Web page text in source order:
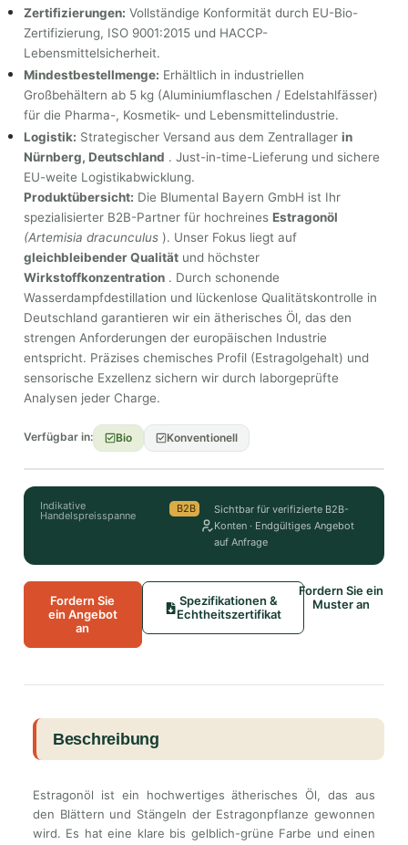
Zertifizierungen: Vollständige Konformität durch EU-Bio-
Zertifizierung, ISO 9001:2015 und HACCP-
Lebensmittelsicherheit.
Mindestbestellmenge: Erhältlich in industriellen
Großbehältern ab 5 kg (Aluminiumflaschen / Edelstahlfässer)
für die Pharma-, Kosmetik- und Lebensmittelindustrie.
Logistik: Strategischer Versand aus dem Zentrallager in
Nürnberg, Deutschland . Just-in-time-Lieferung und sichere
EU-weite Logistikabwicklung.
Produktübersicht: Die Blumental Bayern GmbH ist Ihr
spezialisierter B2B-Partner für hochreines Estragonöl
(Artemisia dracunculus ). Unser Fokus liegt auf
gleichbleibender Qualität und höchster
Wirkstoffkonzentration . Durch schonende
Wasserdampfdestillation und lückenlose Qualitätskontrolle in
Deutschland garantieren wir ein ätherisches Öl, das den
strengen Anforderungen der europäischen Industrie
entspricht. Präzises chemisches Profil (Estragolgehalt) und
sensorische Exzellenz sichern wir durch laborgeprüfte
Analysen jeder Charge.
Verfügbar in: Bio Konventionell
Indikative
Handelspreisspanne
B2B
Sichtbar für verifizierte B2B-
Konten · Endgültiges Angebot
auf Anfrage
Fordern Sie
ein Angebot
an
Spezifikationen &
Echtheitszertifikat
Fordern Sie ein
Muster an
Beschreibung
Estragonöl ist ein hochwertiges ätherisches Öl, das aus
den Blättern und Stängeln der Estragonpflanze gewonnen
wird. Es hat eine klare bis gelblich-grüne Farbe und einen